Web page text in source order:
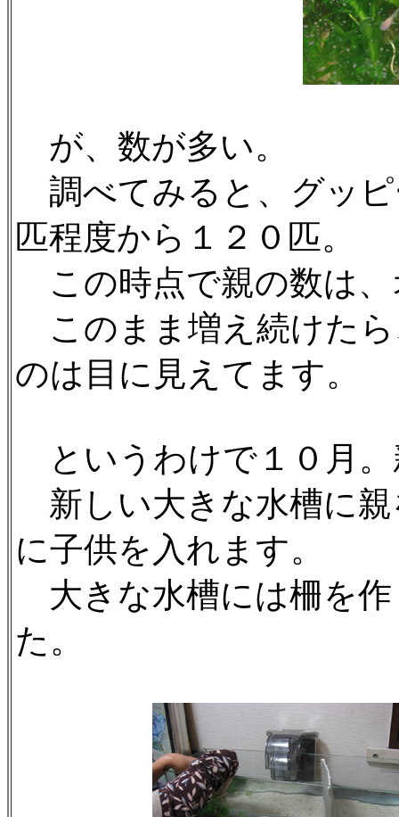
が、数が多い。
調べてみると、グッ
匹程度から１２０匹。
この時点で親の数は、
このまま増え続けた
のは目に見えてます。
というわけで１０月
新しい大きな水槽に
に子供を入れます。
大きな水槽には柵を
た。